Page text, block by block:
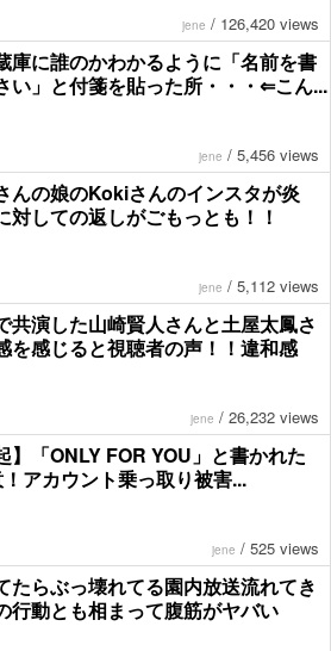
jene / 126,420 views
庫に誰のかわかるように「名前を書
い」と付箋を貼った所・・・⇐こん...
jene / 5,456 views
んの娘のKokiさんのインスタが炎
対しての返しがごもっとも！！
jene / 5,112 views
共演した山崎賢人さんと土屋太鳳さ
を感じると視聴者の声！！違和感
jene / 26,232 views
】「ONLY FOR YOU」と書かれた
アカウント乗っ取り被害...
jene / 525 views
たらぶっ壊れてる園内放送流れてき
動とも相まって腹筋がヤバい